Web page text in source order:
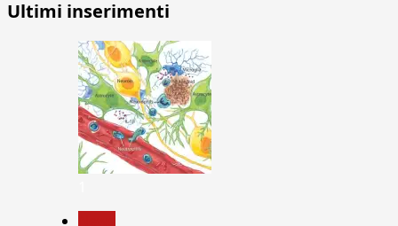
articoli
Ultimi inserimenti